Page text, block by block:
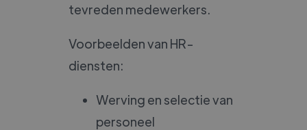
tevreden medewerkers.
Voorbeelden van HR-
diensten:
Werving en selectie van
personeel